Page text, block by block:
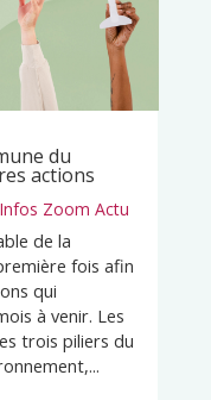
du
actions
Infos Zoom Actu
de la
fois afin
qui
à venir. Les
trois piliers du